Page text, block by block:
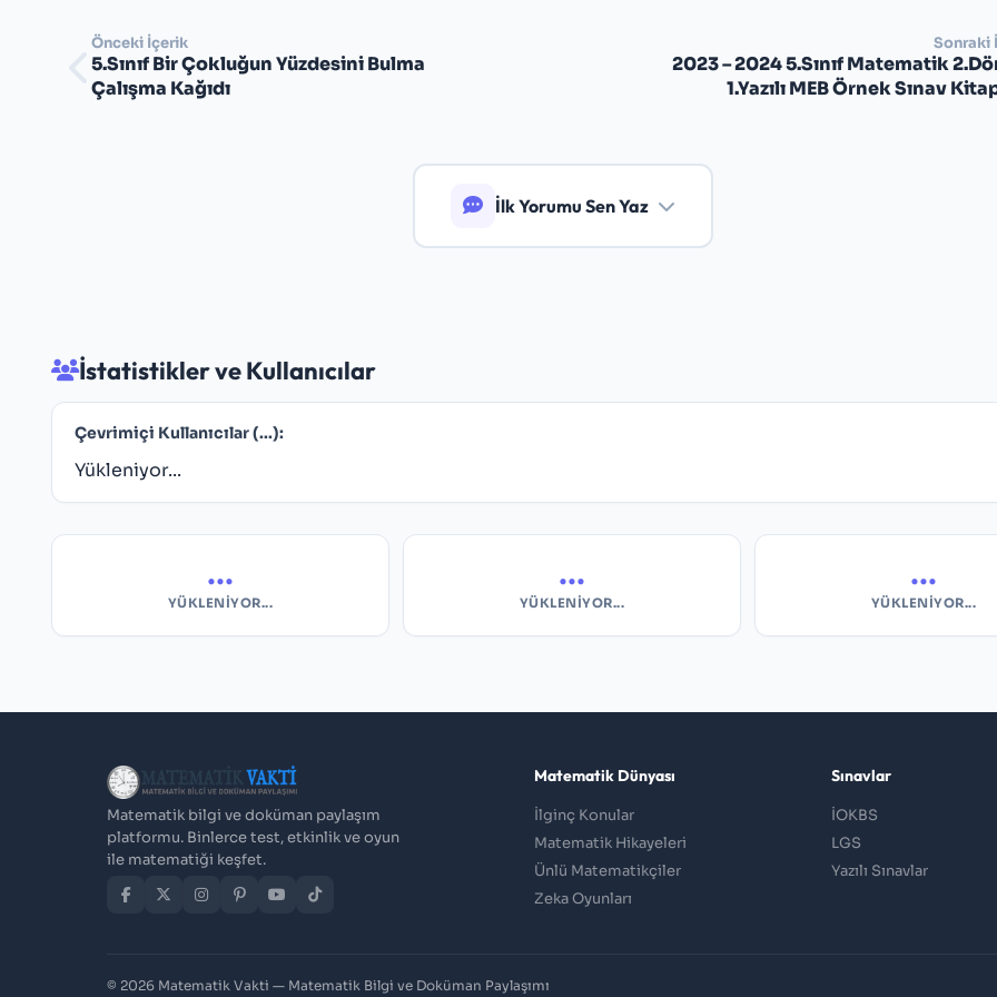
Önceki İçerik
5.Sınıf Bir Çokluğun Yüzdesini Bulma
Çalışma Kağıdı
Sonraki
2023 – 2024 5.Sınıf Matematik
1.Yazılı MEB Örnek Sınav
İlk Yorumu Sen Yaz
İstatistikler ve Kullanıcılar
Çevrimiçi Kullanıcılar (...):
Yükleniyor...
...
YÜKLENIYOR...
...
YÜKLENIYOR...
...
YÜKLENIYOR...
Matematik bilgi ve doküman paylaşım
platformu. Binlerce test, etkinlik ve oyun
ile matematiği keşfet.
Matematik Dünyası
İlginç Konular
Matematik Hikayeleri
Ünlü Matematikçiler
Zeka Oyunları
Sınavlar
İOKBS
LGS
Yazılı Sınavlar
© 2026 Matematik Vakti — Matematik Bilgi ve Doküman Paylaşımı